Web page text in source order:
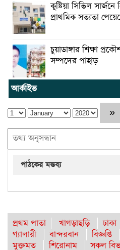
কুষ্টিয়া সিভিল
প্রাথমিক সত্যতা
চুয়াডাঙ্গার শিক্ষা
সম্পদের পাহাড়
আর্কাইভ
পাঠকের মন্তব্য
প্রথম পাতা খাগড়াছড়ি ঢাকা
গ্যালারী
বান্দরবান বিজ্ঞপ্তি
মুক্তমত
শিরোনাম সকল